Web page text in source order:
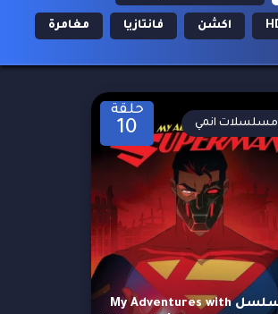
اكشن فانتازيا مغامرة
حلقة
10
مسلسل My Adventures with
مسلسلات انمي